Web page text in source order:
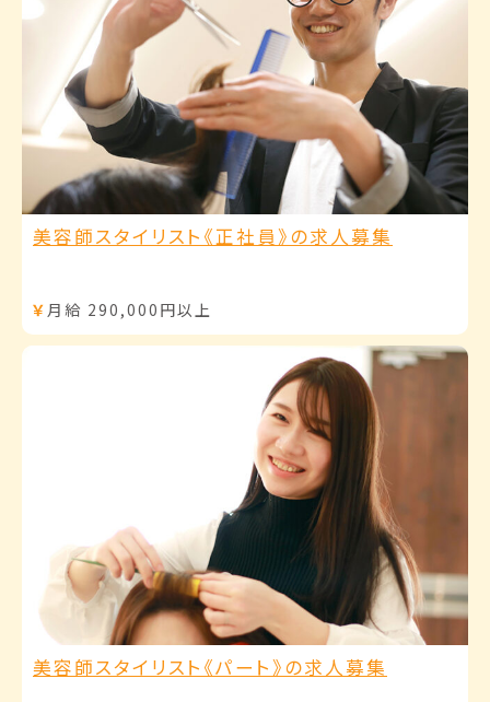
美容師スタイリスト《正社員》の求人募集
￥ 月給 290,000円以上
美容師スタイリスト《パート》の求人募集